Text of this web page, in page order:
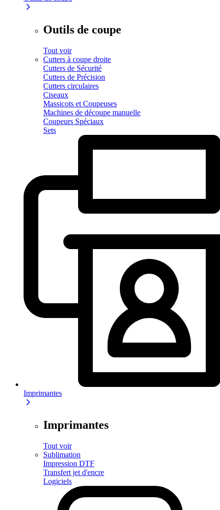
Outils de coupe
Tout voir
Cutters à coupe droite
Cutters de Sécurité
Cutters de Précision
Cutters circulaires
Ciseaux
Massicots et Coupeuses
Machines de découpe manuelle
Coupeurs Spéciaux
Sets
Imprimantes
Imprimantes
Tout voir
Sublimation
Impression DTF
Transfert jet d'encre
Logiciels